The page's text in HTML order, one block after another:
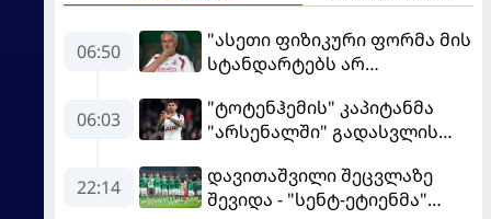
06:50
"ასეთი ფიზიკური ფორმა მის
სტანდარტებს არ
"რეალის" ახალწვეული
გააკრიტიკა
06:03
"ტოტენჰემის" კაპიტანმა
"არსენალში" გადასვლის
22:14
დავითაშვილი შეცვლაზე
შევიდა - "სენტ-ეტიენმა"